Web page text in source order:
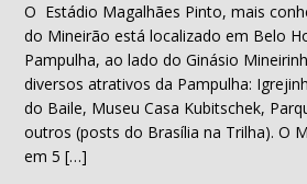
O Estádio Magalhães Pinto, mais
do Mineirão está localizado em Belo
Pampulha, ao lado do Ginásio
diversos atrativos da Pampulha:
do Baile, Museu Casa Kubitschek,
outros (posts do Brasília na Trilha). O
em 5 […]